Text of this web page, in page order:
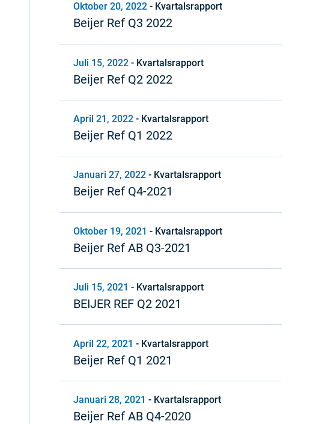
Oktober 20, 2022- Kvartalsrapport
Beijer Ref Q3 2022
Juli 15, 2022- Kvartalsrapport
Beijer Ref Q2 2022
April 21, 2022- Kvartalsrapport
Beijer Ref Q1 2022
Januari 27, 2022- Kvartalsrapport
Beijer Ref Q4-2021
Oktober 19, 2021 - Kvartalsrapport
Beijer Ref AB Q3-2021
Juli 15, 2021 - Kvartalsrapport
BEIJER REF Q2 2021
April 22, 2021 - Kvartalsrapport
Beijer Ref Q1 2021
Januari 28, 2021 - Kvartalsrapport
Beijer Ref AB Q4-2020